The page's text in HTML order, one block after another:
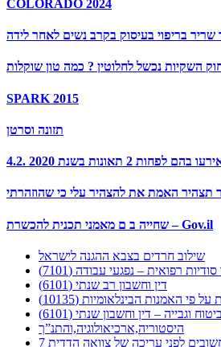
COLORADO 2024
בריפוי בעיסוק בקרב נשים לאחר לידה
SPARK 2015
תזונה וסרטן
שחייה ב ם מאמני תכנית להכשרת – Gov.il
שילוב חרדים בצבא ההגנה לישראל
רפואית – נפגעי עבודה (7101)
דין וחשבון רב שנתי (6101)
פי האמנות הבינלאומיות (10135)
ביטוח וגבייה – דין וחשבון שנתי (6101)
היסטוריה,ארכיאולוגיה,והתנ”ך
חשובים לפני עריכה של צוואה הדדית